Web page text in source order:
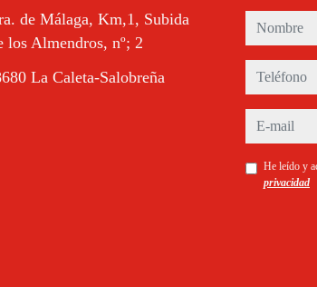
de Málaga, Km,1, Subida
los Almendros, nº; 2
La Caleta-Salobreña
nombre
teléfono
e-mail
He leído y
privacidad